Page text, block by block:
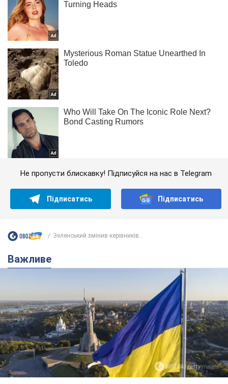
Не пропусти блискавку! Підписуйся на нас в Telegram
Підписатись Підписатись
Зеленський змінив керівників...
Важливе